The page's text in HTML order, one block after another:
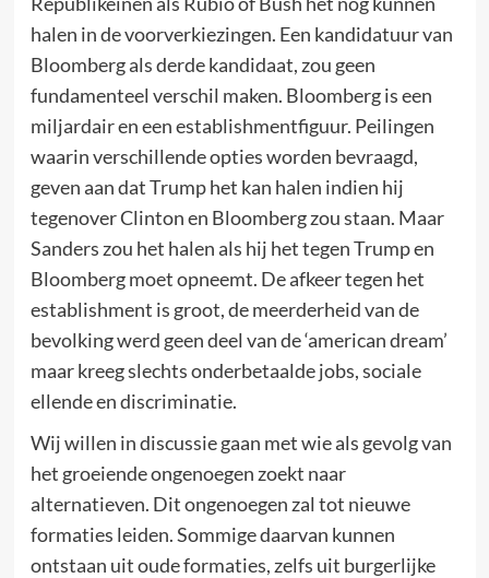
halen in de voorverkiezingen. Een kandidatuur van
Bloomberg als derde kandidaat, zou geen
fundamenteel verschil maken. Bloomberg is een
miljardair en een establishmentfiguur. Peilingen
waarin verschillende opties worden bevraagd,
geven aan dat Trump het kan halen indien hij
tegenover Clinton en Bloomberg zou staan. Maar
Sanders zou het halen als hij het tegen Trump en
Bloomberg moet opneemt. De afkeer tegen het
establishment is groot, de meerderheid van de
bevolking werd geen deel van de ‘american dream’
maar kreeg slechts onderbetaalde jobs, sociale
ellende en discriminatie.
Wij willen in discussie gaan met wie als gevolg van
het groeiende ongenoegen zoekt naar
alternatieven. Dit ongenoegen zal tot nieuwe
formaties leiden. Sommige daarvan kunnen
ontstaan uit oude formaties, zelfs uit burgerlijke